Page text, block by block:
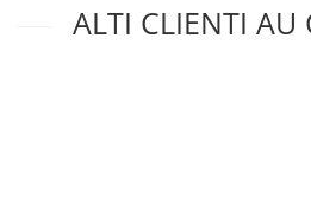
ALTI CLIENTI AU